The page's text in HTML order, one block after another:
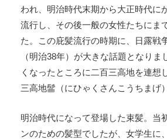
われ、明治時代末期から大正時代に
流行し、その後一般の女性たちにま
た。この庇髪流行の時期に、日露戦
（明治38年）が大きな話題となりま
くなったところに二百三高地を連想
三高地髷（にひゃくさんこうちまげ
明治時代になって登場した束髪。当
ンのための髪型でしたが、女学生に